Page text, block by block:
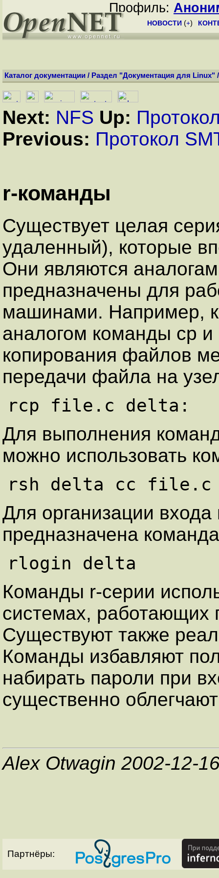
Профиль:
НОВОСТИ (+)
Каталог документации / Раздел "Документация для Linux"
Next: NFS Up:
Previous: Протокол
r-команды
Существует целая
удаленный), которые
Они являются
предназначены для
машинами. Например,
аналогом команды cp и
копирования файлов
передачи файла на
Для выполнения
можно использовать
Для организации
предназначена
Команды r-серии
системах,
Существуют также
Команды избавляют
набирать пароли при
существенно
Alex Otwagin 2002-12-
Партнёры: